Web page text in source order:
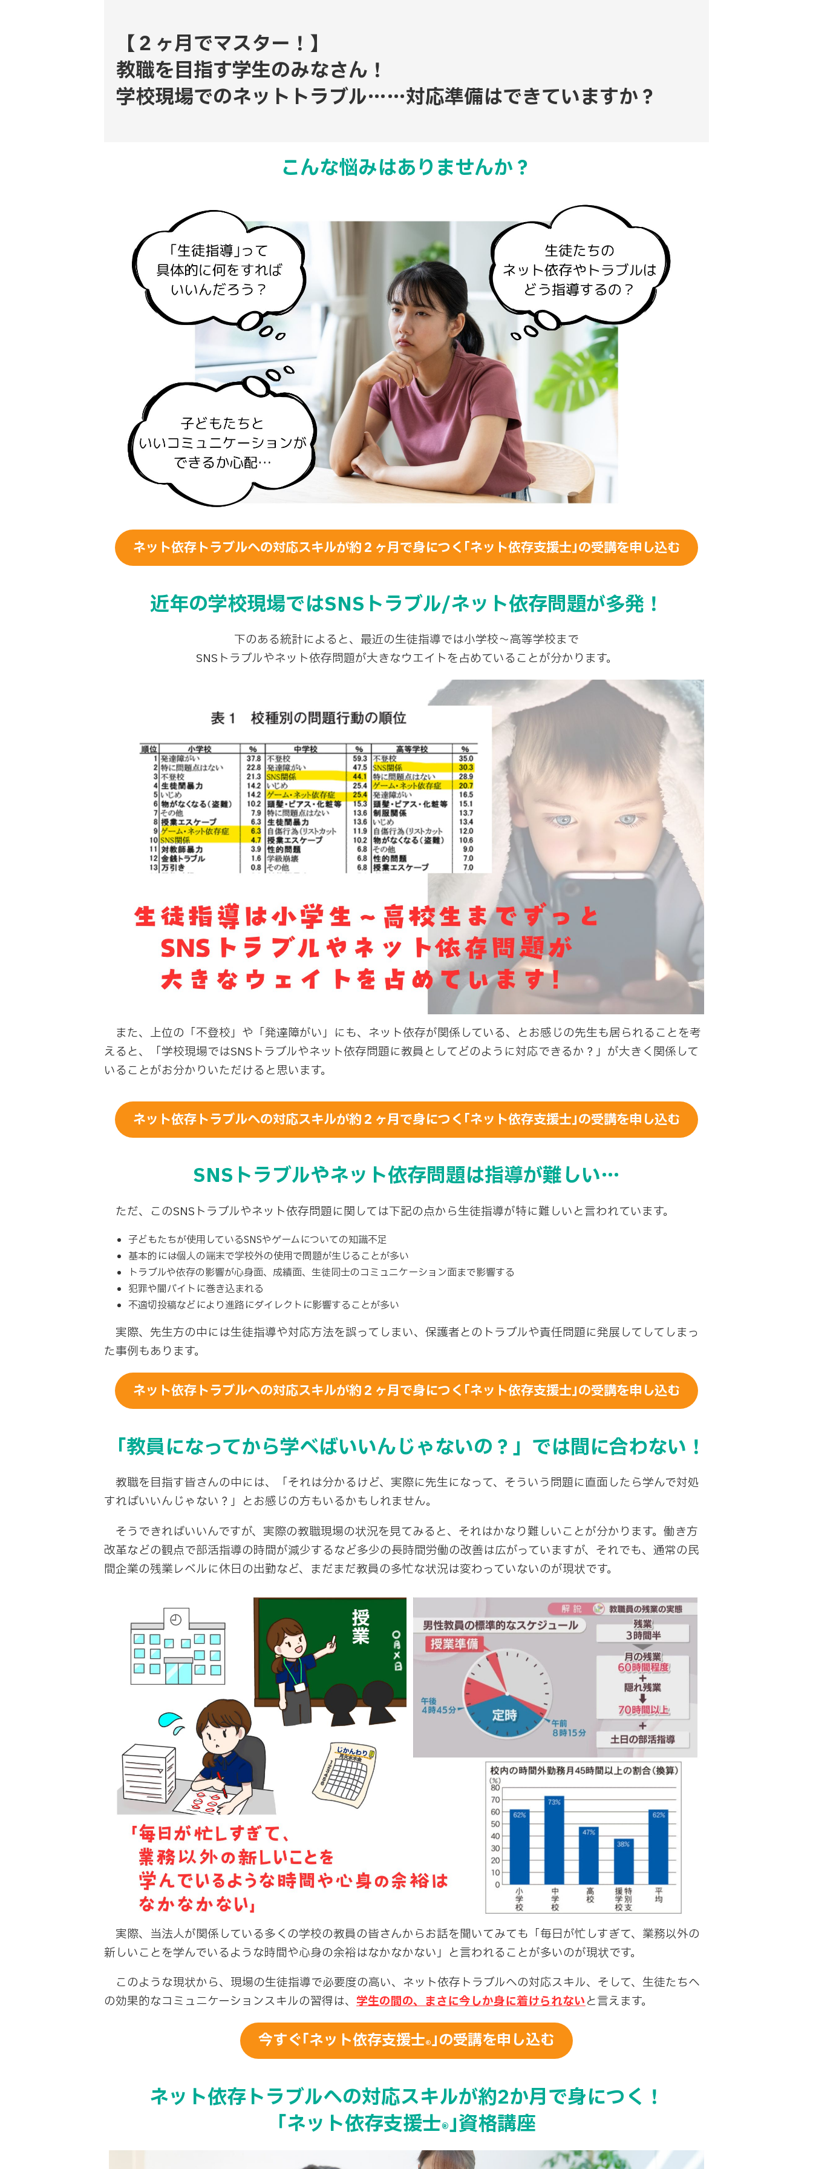
【２ヶ月でマスター！】
教職を目指す学生のみなさん！
学校現場でのネットトラブル……対応準備はできていますか？
こんな悩みはありませんか？
ネット依存トラブルへの対応スキルが約２ヶ月で身につく｢ネット依存支援士｣の受講を申し込む
近年の学校現場ではSNSトラブル/ネット依存問題が多発！
下のある統計によると、最近の生徒指導では小学校～高等学校まで
SNSトラブルやネット依存問題が大きなウエイトを占めていることが分かります。
また、上位の「不登校」や「発達障がい」にも、ネット依存が関係している、とお感じの先生も居られることを考
えると、「学校現場ではSNSトラブルやネット依存問題に教員としてどのように対応できるか？」が大きく関係して
いることがお分かりいただけると思います。
ネット依存トラブルへの対応スキルが約２ヶ月で身につく｢ネット依存支援士｣の受講を申し込む
SNSトラブルやネット依存問題は指導が難しい…
ただ、このSNSトラブルやネット依存問題に関しては下記の点から生徒指導が特に難しいと言われています。
子どもたちが使用しているSNSやゲームについての知識不足
基本的には個人の端末で学校外の使用で問題が生じることが多い
トラブルや依存の影響が心身面、成績面、生徒同士のコミュニケーション面まで影響する
犯罪や闇バイトに巻き込まれる
不適切投稿などにより進路にダイレクトに影響することが多い
実際、先生方の中には生徒指導や対応方法を誤ってしまい、保護者とのトラブルや責任問題に発展してしてしまっ
た事例もあります。
ネット依存トラブルへの対応スキルが約２ヶ月で身につく｢ネット依存支援士｣の受講を申し込む
「教員になってから学べばいいんじゃないの？」では間に合わない！
教職を目指す皆さんの中には、「それは分かるけど、実際に先生になって、そういう問題に直面したら学んで対処
すればいいんじゃない？」とお感じの方もいるかもしれません。
そうできればいいんですが、実際の教職現場の状況を見てみると、それはかなり難しいことが分かります。働き方
改革などの観点で部活指導の時間が減少するなど多少の長時間労働の改善は広がっていますが、それでも、通常の民
間企業の残業レベルに休日の出勤など、まだまだ教員の多忙な状況は変わっていないのが現状です。
実際、当法人が関係している多くの学校の教員の皆さんからお話を聞いてみても「毎日が忙しすぎて、業務以外の
新しいことを学んでいるような時間や心身の余裕はなかなかない」と言われることが多いのが現状です。
このような現状から、現場の生徒指導で必要度の高い、ネット依存トラブルへの対応スキル、そして、生徒たちへ
の効果的なコミュニケーションスキルの習得は、 学生の間の、まさに今しか身に着けられないと言えます。
今すぐ｢ネット依存支援士®｣の受講を申し込む
ネット依存トラブルへの対応スキルが約2か月で身につく！
｢ネット依存支援士®｣資格講座